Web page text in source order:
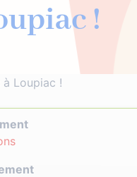
!
Loupiac !